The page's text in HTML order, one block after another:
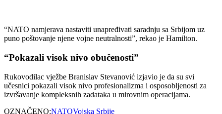
“NATO namjerava nastaviti unapređivati saradnju sa Srbijom uz
puno poštovanje njene vojne neutralnosti”, rekao je Hamilton.
“Pokazali visok nivo obučenosti”
Rukovodilac vježbe Branislav Stevanović izjavio je da su svi
učesnici pokazali visok nivo profesionalizma i osposobljenosti za
izvršavanje kompleksnih zadataka u mirovnim operacijama.
OZNAČENO:NATOVojska Srbije